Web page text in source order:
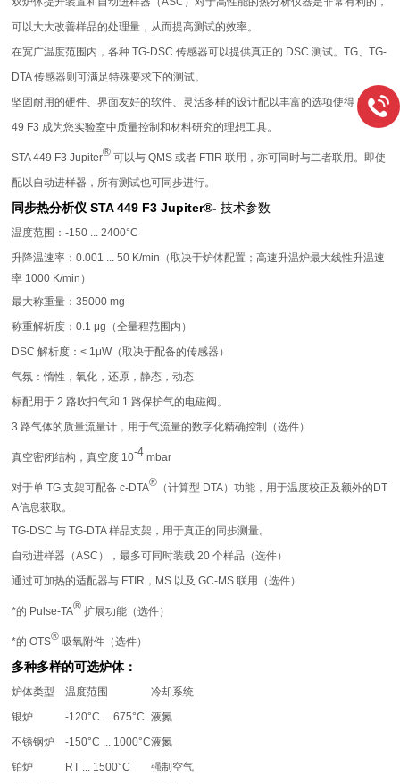
可以大大改善样品的处理量，从而提高测试的效率。
在宽广温度范围内，各种 TG-DSC 传感器可以提供真正的 DSC 测试。TG、TG-
DTA 传感器则可满足特殊要求下的测试。
坚固耐用的硬件、界面友好的软件、灵活多样的设计配以丰富的选项使得 STA 4
49 F3 成为您实验室中质量控制和材料研究的理想工具。
STA 449 F3 Jupiter® 可以与 QMS 或者 FTIR 联用，亦可同时与二者联用。即使
配以自动进样器，所有测试也可同步进行。
同步热分析仪 STA 449 F3 Jupiter®-技术参数
温度范围：-150 ... 2400°C
升降温速率：0.001 ... 50 K/min（取决于炉体配置；高速升温炉最大线性升温速
率 1000 K/min）
最大称重量：35000 mg
称重解析度：0.1 μg（全量程范围内）
DSC 解析度：< 1μW（取决于配备的传感器）
气氛：惰性，氧化，还原，静态，动态
标配用于 2 路吹扫气和 1 路保护气的电磁阀。
3 路气体的质量流量计，用于气流量的数字化精确控制（选件）
真空密闭结构，真空度 10-4 mbar
对于单 TG 支架可配备 c-DTA® （计算型 DTA）功能，用于温度校正及额外的DT
A信息获取。
TG-DSC 与 TG-DTA 样品支架，用于真正的同步测量。
自动进样器（ASC），最多可同时装载 20 个样品（选件）
通过可加热的适配器与 FTIR，MS 以及 GC-MS 联用（选件）
*的 Pulse-TA® 扩展功能（选件）
*的 OTS® 吸氧附件（选件）
多种多样的可选炉体：
炉体类型 温度范围
冷却系统
银炉
-120°C ... 675°C
液氮
不锈钢炉
-150°C ... 1000°C液氮
铂炉
RT ... 1500°C
强制空气